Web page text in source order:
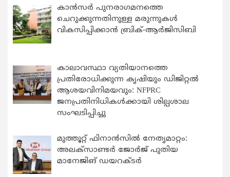
കാന്‍സര്‍ പുനരാഗമനത്തെ
ചെറുക്കുന്നതിനുള്ള മരുന്നുകള്‍
വികസിപ്പിക്കാന്‍ ബ്രിക്-ആര്‍ജിസിബി
കാലാവസ്ഥാ വ്യതിയാനത്തെ
പ്രതിരോധിക്കുന്ന കൃഷിയും ഡിജിറ്റൽ
ആശയവിനിമയവും: NFPRC
ജനപ്രതിനിധികൾക്കായി ശില്പശാല
സംഘടിപ്പിച്ചു
മുത്തൂറ്റ് ഫിനാൻസിൽ നേതൃമാറ്റം:
അലക്സാണ്ടർ ജോർജ് പുതിയ
മാനേജിങ് ഡയറക്ടർ